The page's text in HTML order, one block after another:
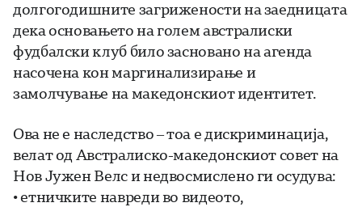
долгогодишните загрижености на заедницата
дека основањето на голем австралиски
фудбалски клуб било засновано на агенда
насочена кон маргинализирање и
замолчување на македонскиот идентитет.
Ова не е наследство – тоа е дискриминација,
велат од Австралиско-македонскиот совет на
Нов Јужен Велс и недвосмислено ги осудува:
• етничките навреди во видеото,